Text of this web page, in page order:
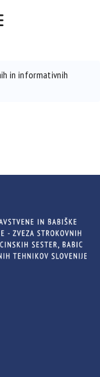
in informativnih